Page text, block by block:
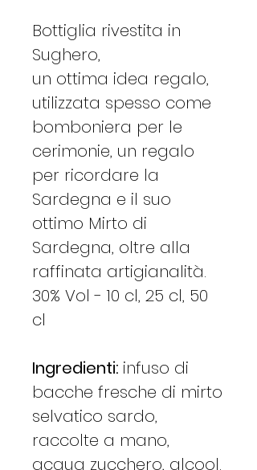
Bottiglia rivestita in
Sughero,
un ottima idea regalo,
utilizzata spesso come
bomboniera per le
cerimonie, un regalo
per ricordare la
Sardegna e il suo
ottimo Mirto di
Sardegna, oltre alla
raffinata artigianalità.
30% Vol - 10 cl, 25 cl, 50
cl
Ingredienti: infuso di
bacche fresche di mirto
selvatico sardo,
raccolte a mano,
acqua zucchero, alcool.